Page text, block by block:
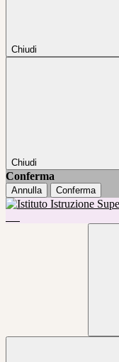
Chiudi
Chiudi
Conferma
Annulla Conferma